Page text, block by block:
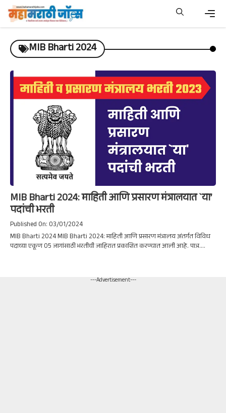
content
MIB Bharti 2024
MIB Bharti 2024: माहिती आणि प्रसारण मंत्रालयात `या’
पदांची भरती
Published On: 03/01/2024
MIB Bharti 2024 MIB Bharti 2024: माहिती आणि प्रसारण मंत्रालय अंतर्गत विविध
पदाच्या एकूण 05 जागांसाठी भरतीची जाहिरात प्रकाशित करण्यात आली आहे. पात्र....
---Advertisement---